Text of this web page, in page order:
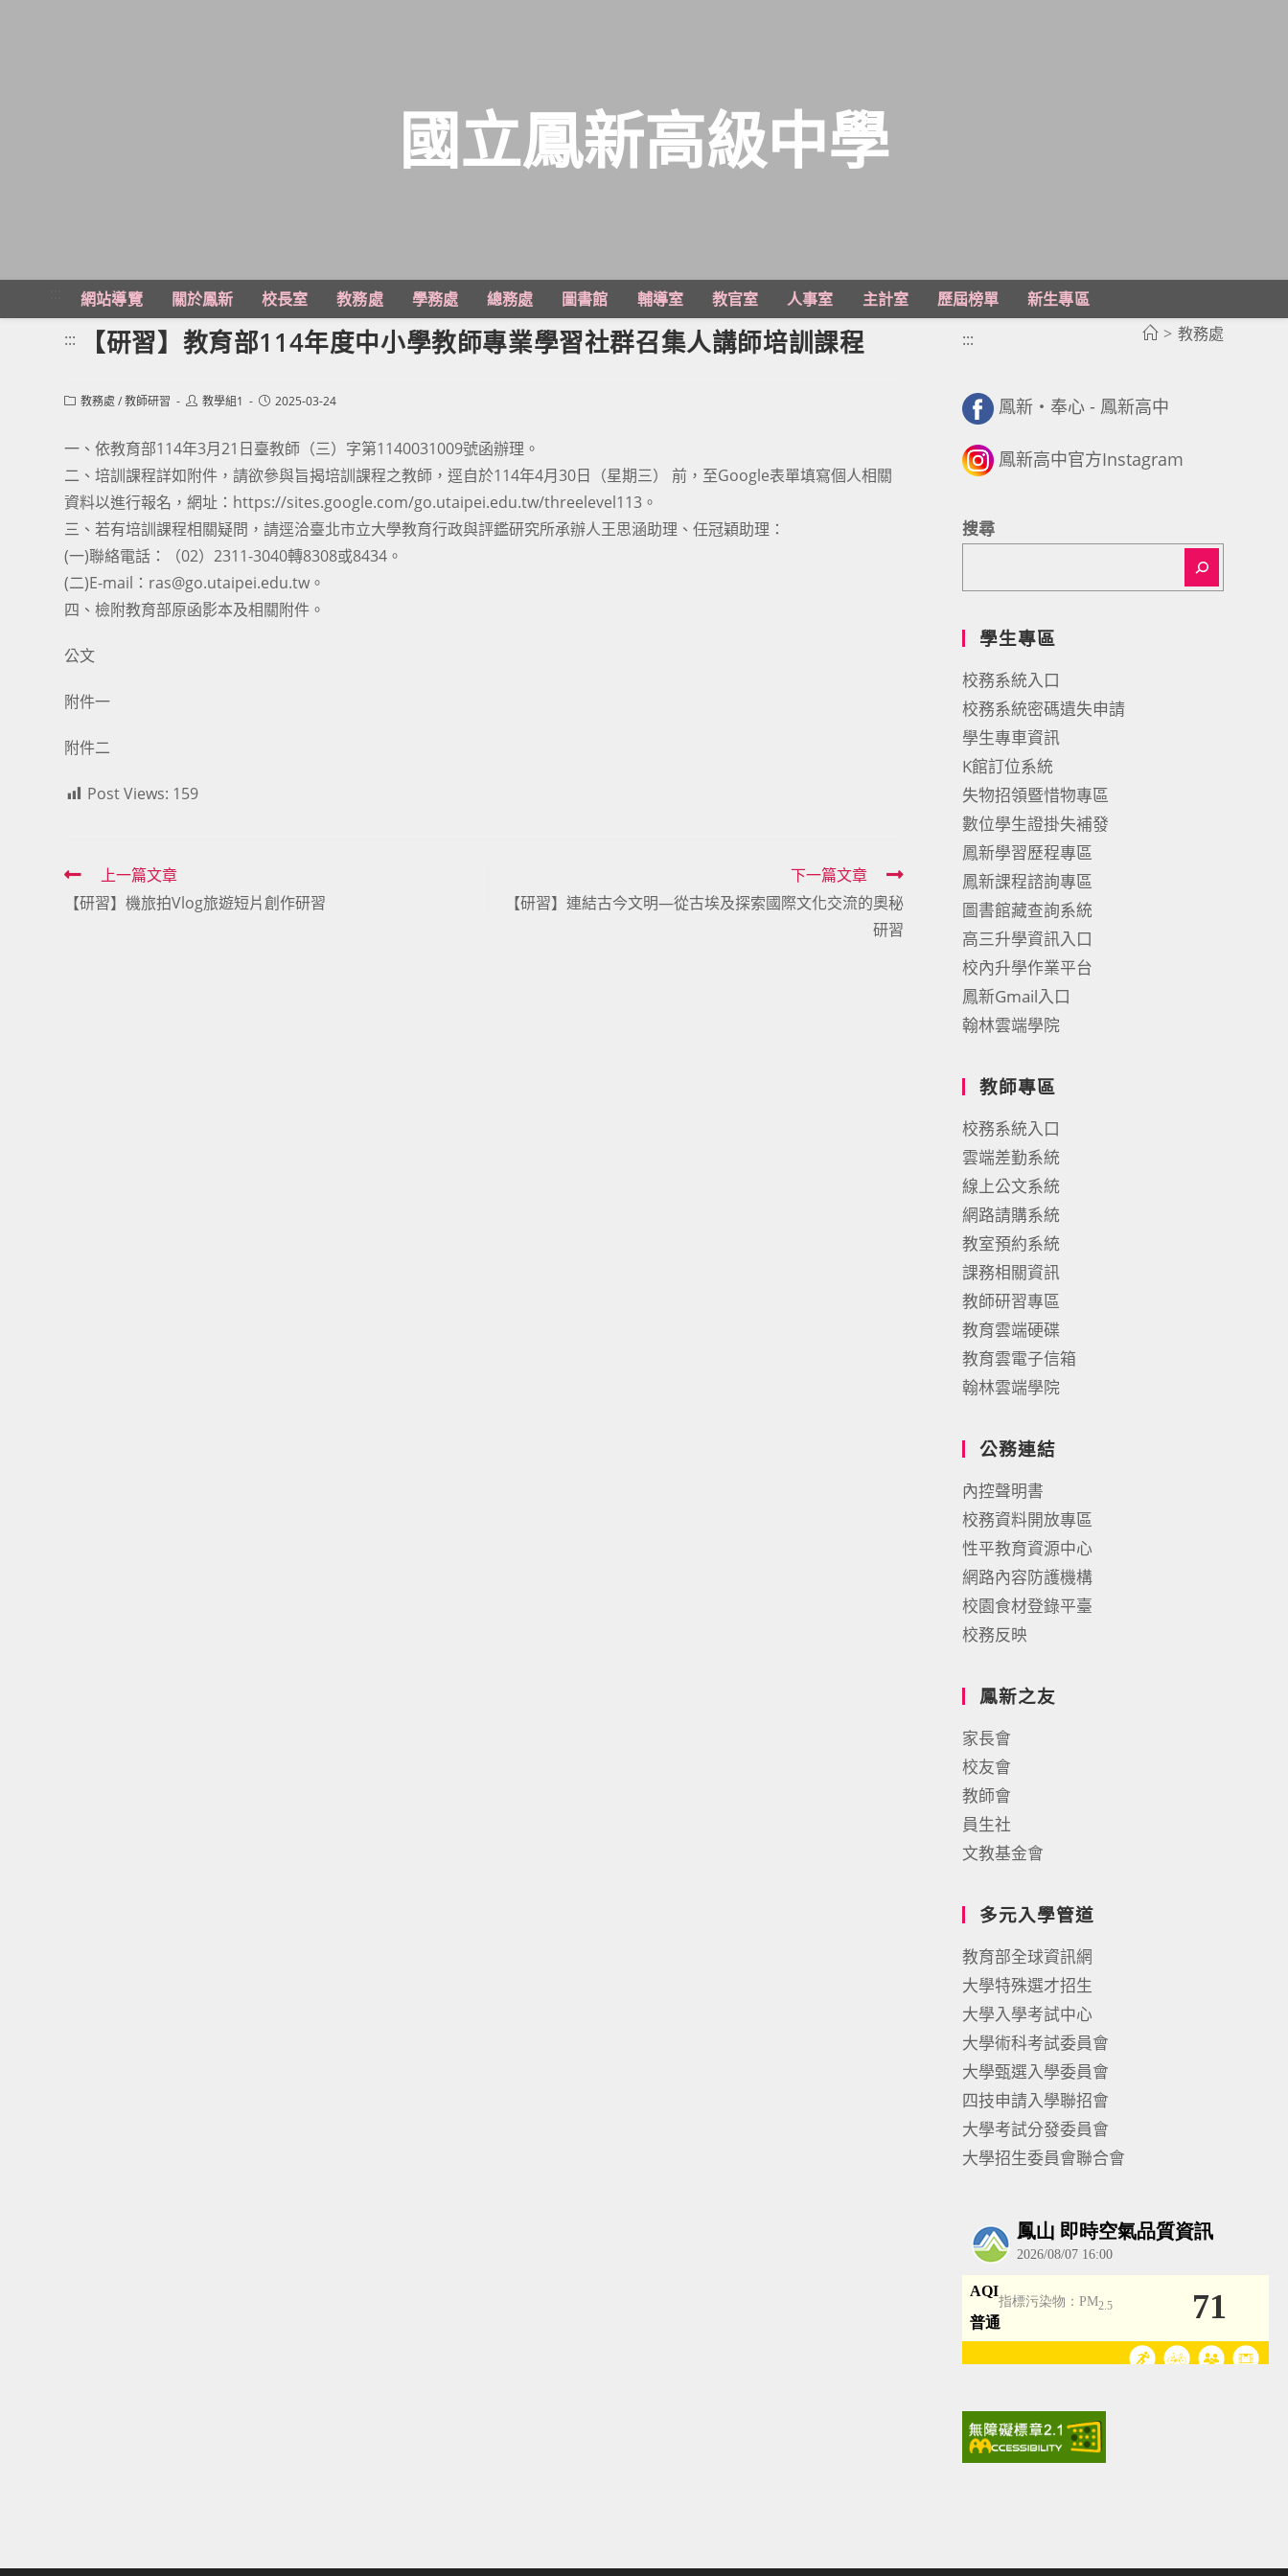
主
國立鳳新高級中學
網站導覽 關於鳳新 校長室 教務處 學務處 總務處 圖書館 輔導室 教官室 人事室 主計室 歷屆榜單
新生專區
> 教務處
::: 【研習】教育部114年度中小學教師專業學習社群召集人講師培訓課程
Post教務處 /教師研習
Post教學組1
Post2025-03-24
一、依教育部114年3月21日臺教師（三）字第1140031009號函辦理。
二、培訓課程詳如附件，請欲參與旨揭培訓課程之教師，逕自於114年4月30日（星期三） 前，至Google表單填寫個人相關
資料以進行報名，網址：https://sites.google.com/go.utaipei.edu.tw/threelevel113。
三、若有培訓課程相關疑問，請逕洽臺北市立大學教育行政與評鑑研究所承辦人王思涵助理、任冠穎助理：
(一)聯絡電話：（02）2311-3040轉8308或8434。
(二)E-mail：ras@go.utaipei.edu.tw。
四、檢附教育部原函影本及相關附件。
公文
附件一
附件二
Post Views: 159
Read
more
上一篇文章
【研習】機旅拍Vlog旅遊短片創作研習
下一篇文章
【研習】連結古今文明—從古埃及探索國際文化交流的奧秘
研習
:::
鳳新・奉心 - 鳳新高中
鳳新高中官方Instagram
搜尋
學生專區
校務系統入口
校務系統密碼遺失申請
學生專車資訊
K館訂位系統
失物招領暨惜物專區
數位學生證掛失補發
鳳新學習歷程專區
鳳新課程諮詢專區
圖書館藏查詢系統
高三升學資訊入口
校內升學作業平台
鳳新Gmail入口
翰林雲端學院
教師專區
校務系統入口
雲端差勤系統
線上公文系統
網路請購系統
教室預約系統
課務相關資訊
教師研習專區
教育雲端硬碟
教育雲電子信箱
翰林雲端學院
公務連結
內控聲明書
校務資料開放專區
性平教育資源中心
網路內容防護機構
校園食材登錄平臺
校務反映
鳳新之友
家長會
校友會
教師會
員生社
文教基金會
多元入學管道
教育部全球資訊網
大學特殊選才招生
大學入學考試中心
大學術科考試委員會
大學甄選入學委員會
四技申請入學聯招會
大學考試分發委員會
大學招生委員會聯合會